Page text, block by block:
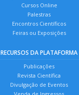
Cursos Online
Palestras
Encontros Científicos
Feiras ou Exposições
RECURSOS DA PLATAFORMA
Publicações
Revista Científica
Divulgação de Eventos